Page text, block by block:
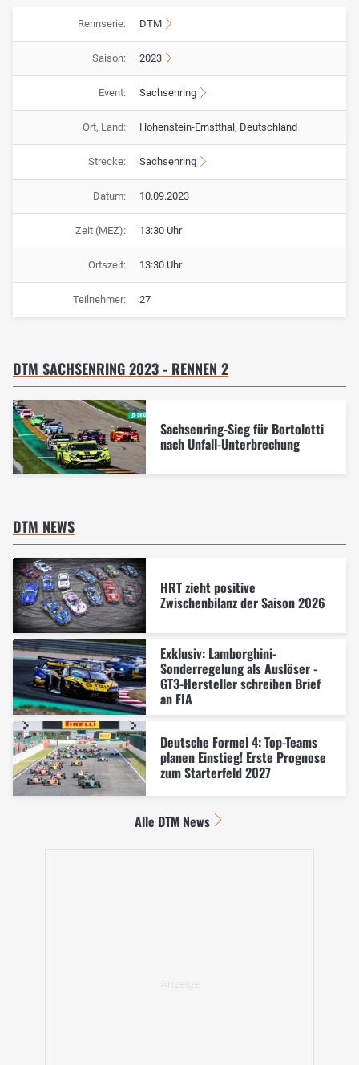
Rennserie: DTM
Saison: 2023
Event: Sachsenring
Ort, Land: Hohenstein-Ernstthal, Deutschland
Strecke: Sachsenring
Datum: 10.09.2023
Zeit (MEZ): 13:30 Uhr
Ortszeit: 13:30 Uhr
Teilnehmer: 27
DTM SACHSENRING 2023 - RENNEN 2
Sachsenring-Sieg für Bortolotti
nach Unfall-Unterbrechung
DTM NEWS
HRT zieht positive
Zwischenbilanz der Saison 2026
Exklusiv: Lamborghini-
Sonderregelung als Auslöser -
GT3-Hersteller schreiben Brief
an FIA
Deutsche Formel 4: Top-Teams
planen Einstieg! Erste Prognose
zum Starterfeld 2027
Alle DTM News